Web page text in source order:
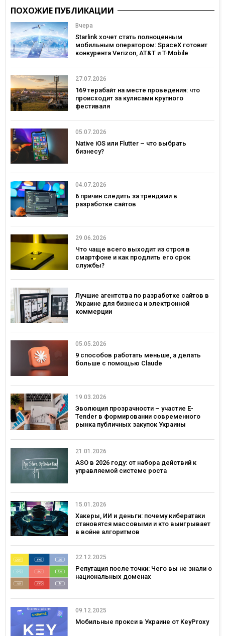
ПОХОЖИЕ ПУБЛИКАЦИИ
Вчера
Starlink хочет стать полноценным
мобильным оператором: SpaceX готовит
конкурента Verizon, AT&T и T-Mobile
27.07.2026
169 терабайт на месте проведения: что
происходит за кулисами крупного
фестиваля
05.07.2026
Native iOS или Flutter – что выбрать
бизнесу?
04.07.2026
6 причин следить за трендами в
разработке сайтов
29.06.2026
Что чаще всего выходит из строя в
смартфоне и как продлить его срок
службы?
Лучшие агентства по разработке сайтов в
Украине для бизнеса и электронной
коммерции
05.05.2026
9 способов работать меньше, а делать
больше с помощью Claude
19.03.2026
Эволюция прозрачности – участие E-
Tender в формировании современного
рынка публичных закупок Украины
21.01.2026
ASO в 2026 году: от набора действий к
управляемой системе роста
15.01.2026
Хакеры, ИИ и деньги: почему кибератаки
становятся массовыми и кто выигрывает
в войне алгоритмов
22.12.2025
Репутация после точки: Чего вы не знали о
национальных доменах
09.12.2025
Мобильные прокси в Украине от KeyProxy